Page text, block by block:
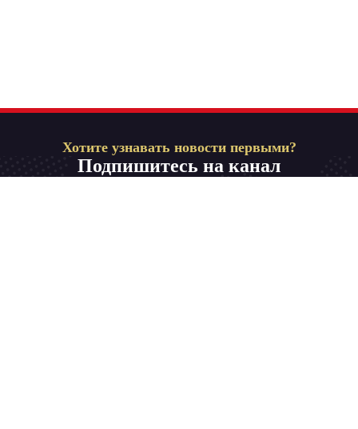
Хотите узнавать новости первыми?
Подпишитесь на канал